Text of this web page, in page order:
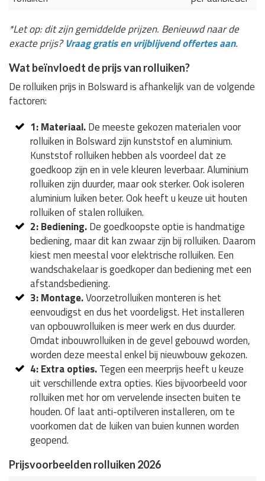
*Let op: dit zijn gemiddelde prijzen. Benieuwd naar de
exacte prijs?Vraag gratis en vrijblijvend offertes aan.
Wat beïnvloedt de prijs van rolluiken?
De rolluiken prijs in Bolsward is afhankelijk van de volgende
factoren:
1: Materiaal.De meeste gekozen materialen voor
rolluiken in Bolsward zijn kunststof en aluminium.
Kunststof rolluiken hebben als voordeel dat ze
goedkoop zijn en in vele kleuren leverbaar. Aluminium
rolluiken zijn duurder, maar ook sterker. Ook isoleren
aluminium luiken beter. Ook heeft u keuze uit houten
rolluiken of stalen rolluiken.
2: Bediening.De goedkoopste optie is handmatige
bediening, maar dit kan zwaar zijn bij rolluiken. Daarom
kiest men meestal voor elektrische rolluiken. Een
wandschakelaar is goedkoper dan bediening met een
afstandsbediening.
3: Montage.Voorzetrolluiken monteren is het
eenvoudigst en dus het voordeligst. Het installeren
van opbouwrolluiken is meer werk en dus duurder.
Omdat inbouwrolluiken in de gevel gebouwd worden,
worden deze meestal enkel bij nieuwbouw gekozen.
4: Extra opties.Tegen een meerprijs heeft u keuze
uit verschillende extra opties. Kies bijvoorbeeld voor
rolluiken met hor om vervelende insecten buiten te
houden. Of laat anti-optilveren installeren, om te
voorkomen dat de luiken van buien kunnen worden
geopend.
Prijsvoorbeelden rolluiken 2026